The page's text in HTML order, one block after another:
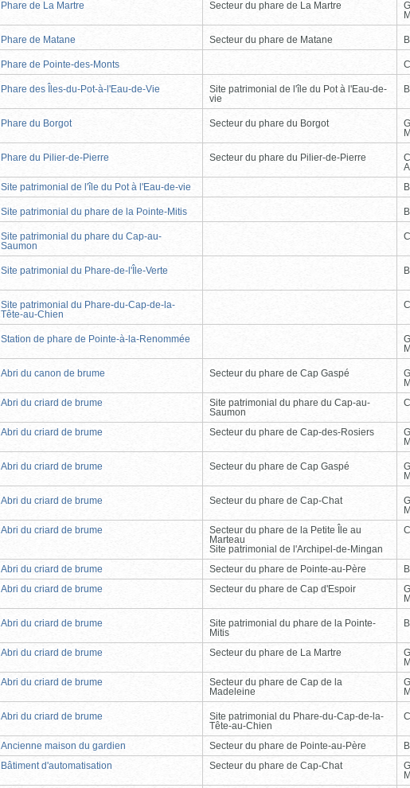
Phare de La Martre Secteur du phare de La Martre
Phare de Matane Secteur du phare de Matane
Phare de Pointe-des-Monts
Phare des Îles-du-Pot-à-l'Eau-de-Vie
Site patrimonial de l'île du Pot à l'Eau-de-
vie
Phare du Borgot Secteur du phare du Borgot
Phare du Pilier-de-Pierre Secteur du phare du Pilier-de-Pierre
Site patrimonial de l'île du Pot à l'Eau-de-vie
Site patrimonial du phare de la Pointe-Mitis
Site patrimonial du phare du Cap-au-
Saumon
Site patrimonial du Phare-de-l'Île-Verte
Site patrimonial du Phare-du-Cap-de-la-
Tête-au-Chien
Station de phare de Pointe-à-la-Renommée
Abri du canon de brume Secteur du phare de Cap Gaspé
Abri du criard de brume
Site patrimonial du phare du Cap-au-
Saumon
Abri du criard de brume Secteur du phare de Cap-des-Rosiers
Abri du criard de brume Secteur du phare de Cap Gaspé
Abri du criard de brume Secteur du phare de Cap-Chat
Abri du criard de brume
Secteur du phare de la Petite Île au
Marteau
Site patrimonial de l'Archipel-de-Mingan
Abri du criard de brume Secteur du phare de Pointe-au-Père
Abri du criard de brume
Secteur du phare de Cap d'Espoir
Abri du criard de brume
Site patrimonial du phare de la Pointe-
Mitis
Abri du criard de brume Secteur du phare de La Martre
Abri du criard de brume
Secteur du phare de Cap de la
Madeleine
Abri du criard de brume
Site patrimonial du Phare-du-Cap-de-la-
Tête-au-Chien
Ancienne maison du gardien Secteur du phare de Pointe-au-Père
Bâtiment d'automatisation
Secteur du phare de Cap-Chat